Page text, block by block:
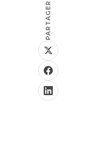
PARTAGER